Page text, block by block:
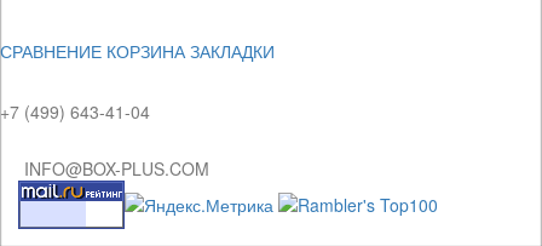
СРАВНЕНИЕ КОРЗИНАЗАКЛАДКИ
+7 (499) 643-41-04
INFO@BOX-PLUS.COM